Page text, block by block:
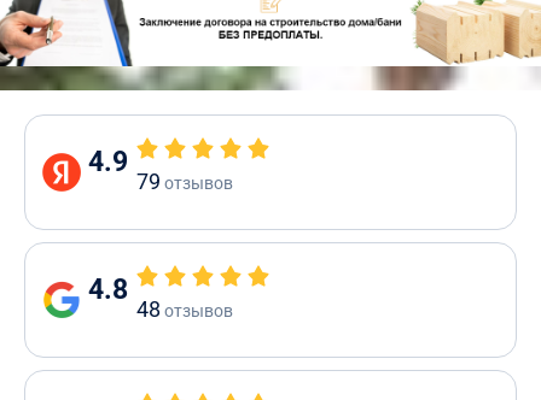
4.9
79 отзывов
4.8
48 отзывов